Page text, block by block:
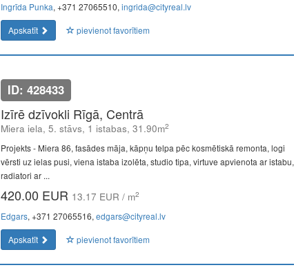
Ingrīda Punka, +371 27065510, ingrida@cityreal.lv
Apskatīt
pievienot favorītiem
ID: 428433
Izīrē dzīvokli Rīgā, Centrā
Miera iela, 5. stāvs, 1 istabas, 31.90m2
Projekts - Miera 86, fasādes māja, kāpņu telpa pēc kosmētiskā remonta, logi
vērsti uz ielas pusi, viena istaba izolēta, studio tipa, virtuve apvienota ar istabu,
radiatori ar ...
420.00 EUR 13.17 EUR / m2
Edgars, +371 27065516, edgars@cityreal.lv
Apskatīt
pievienot favorītiem